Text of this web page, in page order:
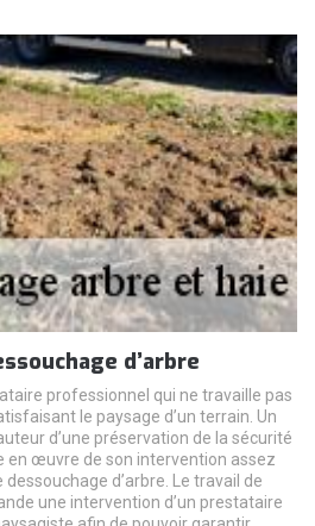
d’arbre
professionnel qui ne travaille pas
le paysage d’un terrain. Un
d’une préservation de la sécurité
en œuvre de son intervention assez
d’arbre. Le travail de
une intervention d’un prestataire